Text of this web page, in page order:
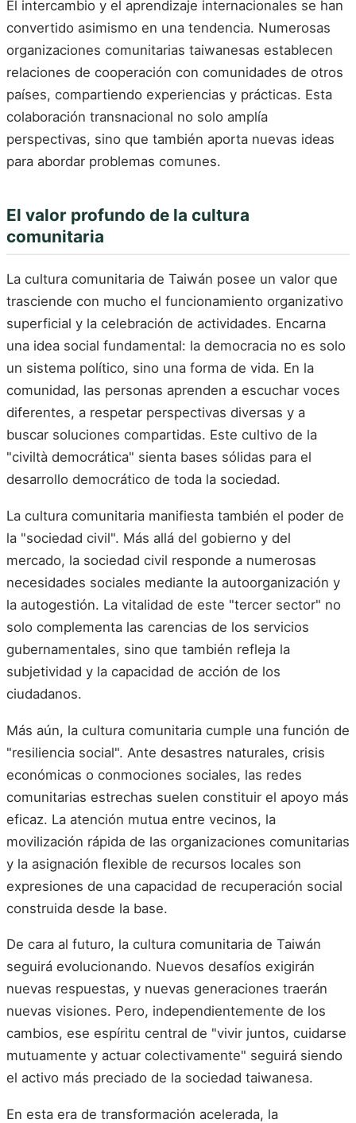
El intercambio y el aprendizaje internacionales se han
convertido asimismo en una tendencia. Numerosas
organizaciones comunitarias taiwanesas establecen
relaciones de cooperación con comunidades de otros
países, compartiendo experiencias y prácticas. Esta
colaboración transnacional no solo amplía
perspectivas, sino que también aporta nuevas ideas
para abordar problemas comunes.
El valor profundo de la cultura
comunitaria
La cultura comunitaria de Taiwán posee un valor que
trasciende con mucho el funcionamiento organizativo
superficial y la celebración de actividades. Encarna
una idea social fundamental: la democracia no es solo
un sistema político, sino una forma de vida. En la
comunidad, las personas aprenden a escuchar voces
diferentes, a respetar perspectivas diversas y a
buscar soluciones compartidas. Este cultivo de la
"civiltà democrática" sienta bases sólidas para el
desarrollo democrático de toda la sociedad.
La cultura comunitaria manifiesta también el poder de
la "sociedad civil". Más allá del gobierno y del
mercado, la sociedad civil responde a numerosas
necesidades sociales mediante la autoorganización y
la autogestión. La vitalidad de este "tercer sector" no
solo complementa las carencias de los servicios
gubernamentales, sino que también refleja la
subjetividad y la capacidad de acción de los
ciudadanos.
Más aún, la cultura comunitaria cumple una función de
"resiliencia social". Ante desastres naturales, crisis
económicas o conmociones sociales, las redes
comunitarias estrechas suelen constituir el apoyo más
eficaz. La atención mutua entre vecinos, la
movilización rápida de las organizaciones comunitarias
y la asignación flexible de recursos locales son
expresiones de una capacidad de recuperación social
construida desde la base.
De cara al futuro, la cultura comunitaria de Taiwán
seguirá evolucionando. Nuevos desafíos exigirán
nuevas respuestas, y nuevas generaciones traerán
nuevas visiones. Pero, independientemente de los
cambios, ese espíritu central de "vivir juntos, cuidarse
mutuamente y actuar colectivamente" seguirá siendo
el activo más preciado de la sociedad taiwanesa.
En esta era de transformación acelerada, la